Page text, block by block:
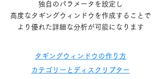
独自のパラメータを設定し
高度なタギングウィンドウを作成することで
より優れた詳細な分析が可能になります
タギングウィンドウの作り方
カテゴリーとディスクリプター